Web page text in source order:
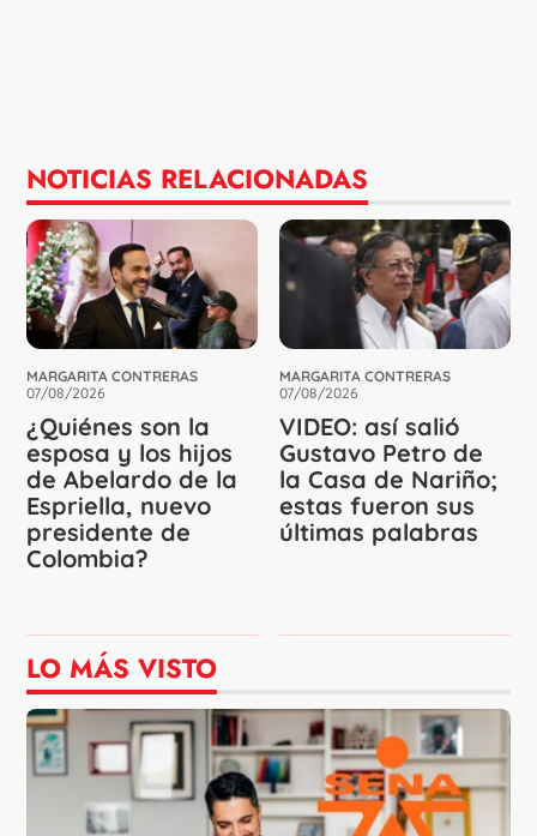
NOTICIAS RELACIONADAS
MARGARITA CONTRERAS
07/08/2026
¿Quiénes son la
esposa y los hijos
de Abelardo de la
Espriella, nuevo
presidente de
Colombia?
MARGARITA CONTRERAS
07/08/2026
VIDEO: así salió
Gustavo Petro de
la Casa de Nariño;
estas fueron sus
últimas palabras
LO MÁS VISTO